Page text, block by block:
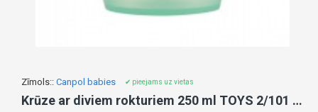
Zīmols:: Canpol babies ✔ pieejams uz vietas
Krūze ar diviem rokturiem 250 ml TOYS 2/101 green